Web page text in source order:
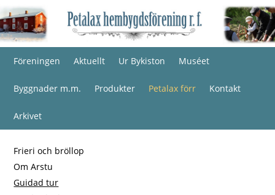
Föreningen Aktuellt Ur Bykiston Muséet
Byggnader m.m. Produkter Petalax förr Kontakt
Arkivet
Frieri och bröllop
Om Arstu
Guidad tur